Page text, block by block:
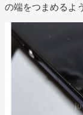
の端をつまめるよ